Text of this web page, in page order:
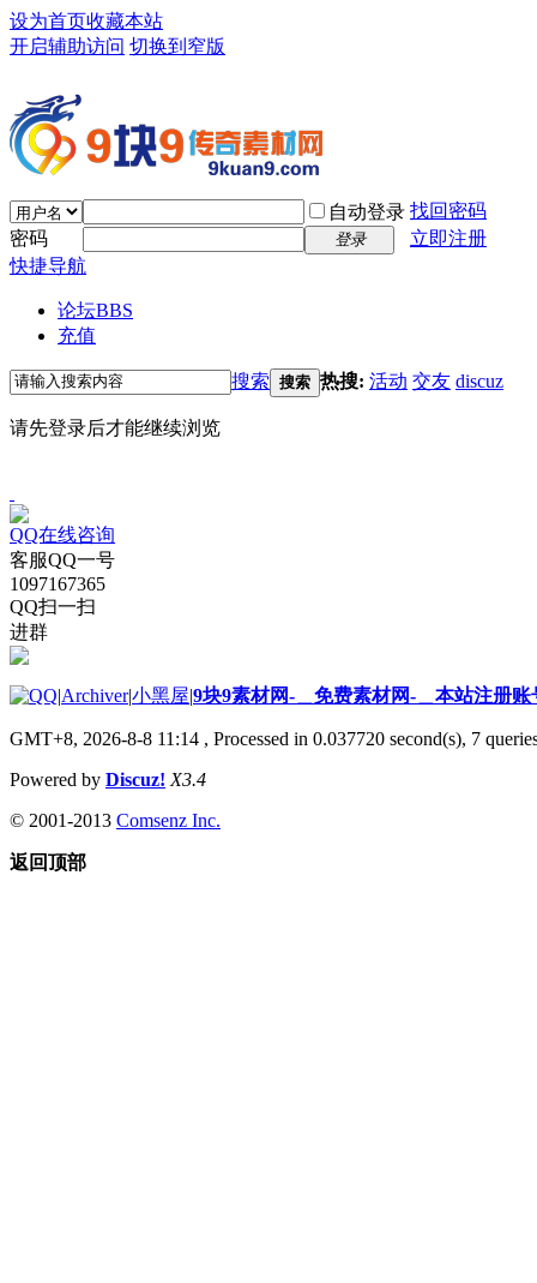
设为首页收藏本站
开启辅助访问 切换到窄版
自动登录 找回密码
密码
登录
立即注册
快捷导航
论坛BBS
充值
搜索 搜索 热搜: 活动 交友 discuz
请先登录后才能继续浏览
QQ在线咨询
客服QQ一号
1097167365
QQ扫一扫
进群
|Archiver|小黑屋|9块9素材网-＿免费素材网-＿本站注册账
GMT+8, 2026-8-8 11:14 , Processed in 0.037720 second(s), 7
Powered by Discuz! X3.4
© 2001-2013 Comsenz Inc.
返回顶部